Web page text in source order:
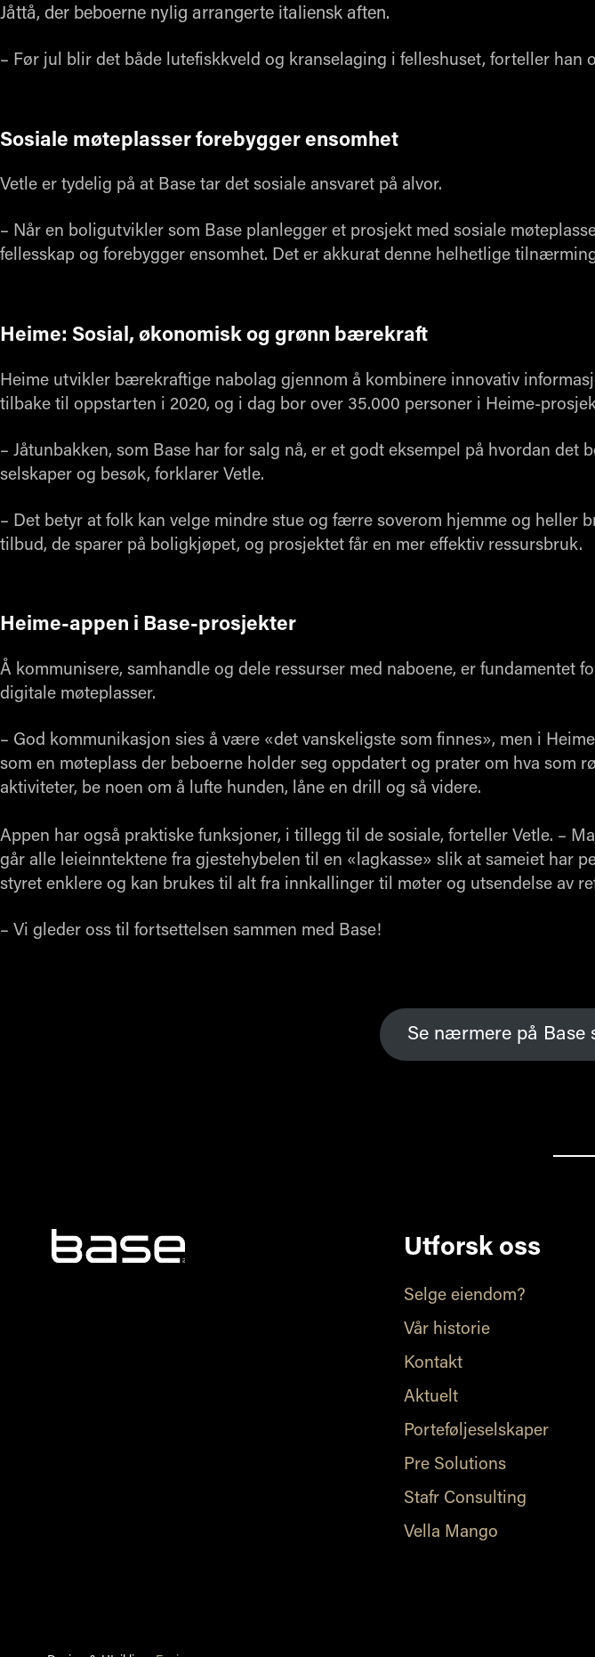
Jåttå, der beboerne nylig arrangerte italiensk aften.
– Før jul blir det både lutefiskkveld og kranselaging i felleshuset, forteller han
Sosiale møteplasser forebygger ensomhet
Vetle er tydelig på at Base tar det sosiale ansvaret på alvor.
– Når en boligutvikler som Base planlegger et prosjekt med sosiale
fellesskap og forebygger ensomhet. Det er akkurat denne helhetlige
Heime: Sosial, økonomisk og grønn bærekraft
Heime utvikler bærekraftige nabolag gjennom å kombinere innovativ
tilbake til oppstarten i 2020, og i dag bor over 35.000 personer i Heime-
– Jåtunbakken, som Base har for salg nå, er et godt eksempel på hvordan
selskaper og besøk, forklarer Vetle.
– Det betyr at folk kan velge mindre stue og færre soverom hjemme og heller
tilbud, de sparer på boligkjøpet, og prosjektet får en mer effektiv ressursbruk.
Heime-appen i Base-prosjekter
Å kommunisere, samhandle og dele ressurser med naboene, er fundamentet
digitale møteplasser.
– God kommunikasjon sies å være «det vanskeligste som finnes», men i
som en møteplass der beboerne holder seg oppdatert og prater om hva som
aktiviteter, be noen om å lufte hunden, låne en drill og så videre.
Appen har også praktiske funksjoner, i tillegg til de sosiale, forteller Vetle. –
går alle leieinntektene fra gjestehybelen til en «lagkasse» slik at sameiet har
styret enklere og kan brukes til alt fra innkallinger til møter og utsendelse av
– Vi gleder oss til fortsettelsen sammen med Base!
Se nærmere på Base
Utforsk oss
Selge eiendom?
Vår historie
Kontakt
Aktuelt
Porteføljeselskaper
Pre Solutions
Stafr Consulting
Vella Mango